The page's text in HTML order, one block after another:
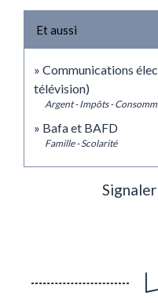
Et aussi
Communications
télévision)
Argent - Impôts -
Bafa et BAFD
Famille - Scolarité